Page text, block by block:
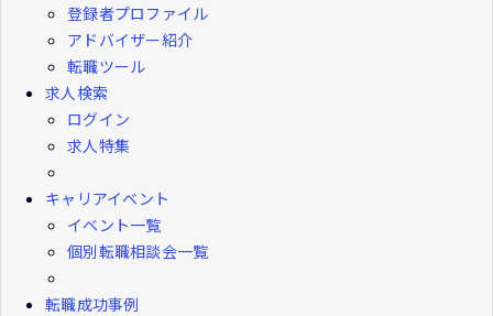
登録者プロファイル
アドバイザー紹介
転職ツール
求人検索
ログイン
求人特集
キャリアイベント
イベント一覧
個別転職相談会一覧
転職成功事例